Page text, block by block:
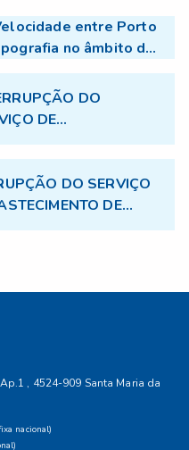
entre Porto
no âmbito do
DO
DE
DE
DO SERVIÇO
DE
17.07.2026
, 4524-909 Santa Maria da
nacional)